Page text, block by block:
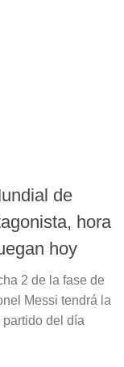
de
hora
hoy
2 de la fase de
Messi tendrá la
del día